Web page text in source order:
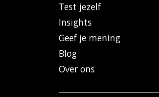
Test jezelf
Insights
Geef je mening
Blog
Over ons